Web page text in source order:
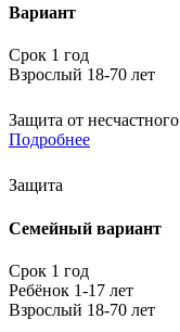
Вариант
Срок 1 год
Взрослый 18-70 лет
Защита от
Подробнее
Защита
Семейный вариант
Срок 1 год
Ребёнок 1-17 лет
Взрослый 18-70 лет